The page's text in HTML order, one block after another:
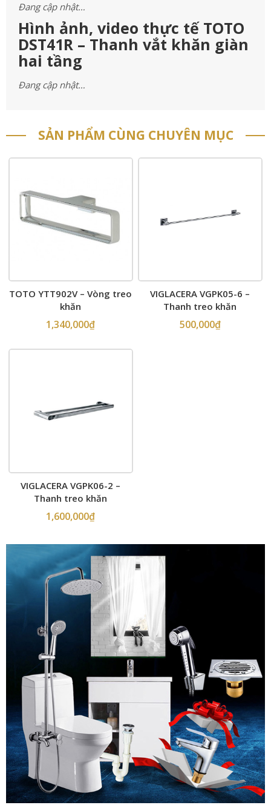
Đang cập nhật…
Hình ảnh, video thực tế TOTO
DST41R – Thanh vắt khăn giàn
hai tầng
Đang cập nhật…
SẢN PHẨM CÙNG CHUYÊN MỤC
TOTO YTT902V – Vòng treo
khăn
1,340,000₫
VIGLACERA VGPK05-6 –
Thanh treo khăn
500,000₫
VIGLACERA VGPK06-2 –
Thanh treo khăn
1,600,000₫